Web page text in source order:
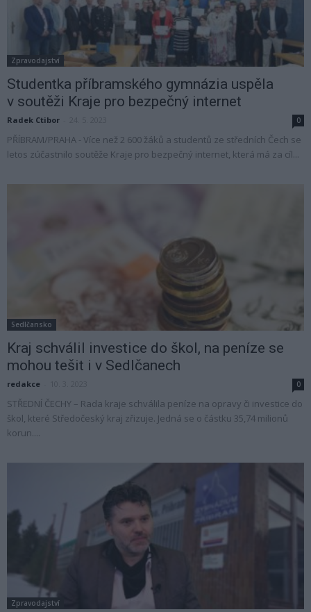
Zpravodajství
Studentka příbramského gymnázia uspěla
v soutěži Kraje pro bezpečný internet
Radek Ctibor 0
PŘÍBRAM/PRAHA - Více než 2 600 žáků a studentů ze středních Čech se
letos zúčastnilo soutěže Kraje pro bezpečný internet, která má za cíl...
Sedlčansko
Kraj schválil investice do škol, na peníze se
mohou tešit i v Sedlčanech
redakce 0
STŘEDNÍ ČECHY – Rada kraje schválila peníze na opravy či investice do
škol, které Středočeský kraj zřizuje. Jedná se o částku 35,74 milionů
korun....
Zpravodajství